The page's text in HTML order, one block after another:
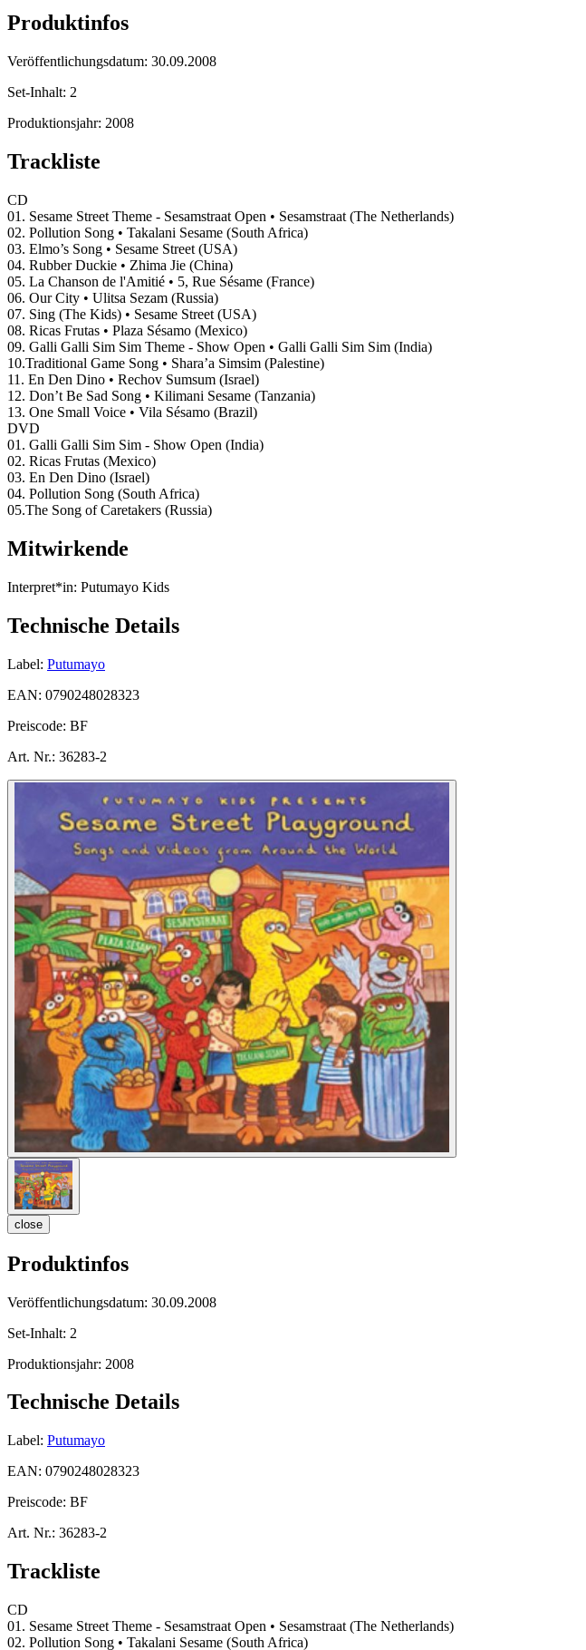
Produktinfos
Veröffentlichungsdatum: 30.09.2008
Set-Inhalt: 2
Produktionsjahr: 2008
Trackliste
CD
01. Sesame Street Theme - Sesamstraat Open • Sesamstraat (The Netherlands)
02. Pollution Song • Takalani Sesame (South Africa)
03. Elmo’s Song • Sesame Street (USA)
04. Rubber Duckie • Zhima Jie (China)
05. La Chanson de l'Amitié • 5, Rue Sésame (France)
06. Our City • Ulitsa Sezam (Russia)
07. Sing (The Kids) • Sesame Street (USA)
08. Ricas Frutas • Plaza Sésamo (Mexico)
09. Galli Galli Sim Sim Theme - Show Open • Galli Galli Sim Sim (India)
10.Traditional Game Song • Shara’a Simsim (Palestine)
11. En Den Dino • Rechov Sumsum (Israel)
12. Don’t Be Sad Song • Kilimani Sesame (Tanzania)
13. One Small Voice • Vila Sésamo (Brazil)
DVD
01. Galli Galli Sim Sim - Show Open (India)
02. Ricas Frutas (Mexico)
03. En Den Dino (Israel)
04. Pollution Song (South Africa)
05.The Song of Caretakers (Russia)
Mitwirkende
Interpret*in: Putumayo Kids
Technische Details
Label: Putumayo
EAN: 0790248028323
Preiscode: BF
Art. Nr.: 36283-2
close
Produktinfos
Veröffentlichungsdatum: 30.09.2008
Set-Inhalt: 2
Produktionsjahr: 2008
Technische Details
Label: Putumayo
EAN: 0790248028323
Preiscode: BF
Art. Nr.: 36283-2
Trackliste
CD
01. Sesame Street Theme - Sesamstraat Open • Sesamstraat (The Netherlands)
02. Pollution Song • Takalani Sesame (South Africa)